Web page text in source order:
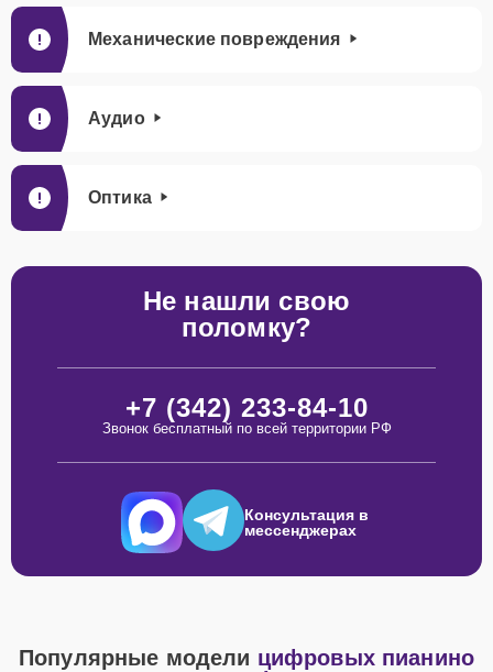
Механические повреждения
Аудио
Оптика
Не нашли свою
поломку?
+7 (342) 233-84-10
Звонок бесплатный по всей территории РФ
Консультация в
мессенджерах
Популярные модели цифровых пианино